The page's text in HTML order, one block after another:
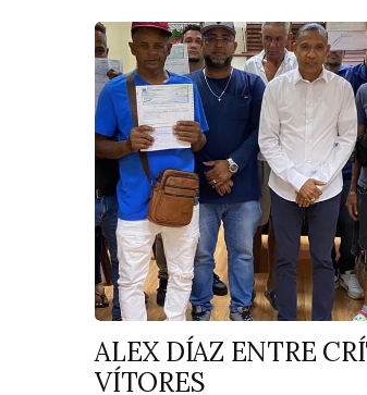
ALEX DÍAZ ENTRE
VÍTORES